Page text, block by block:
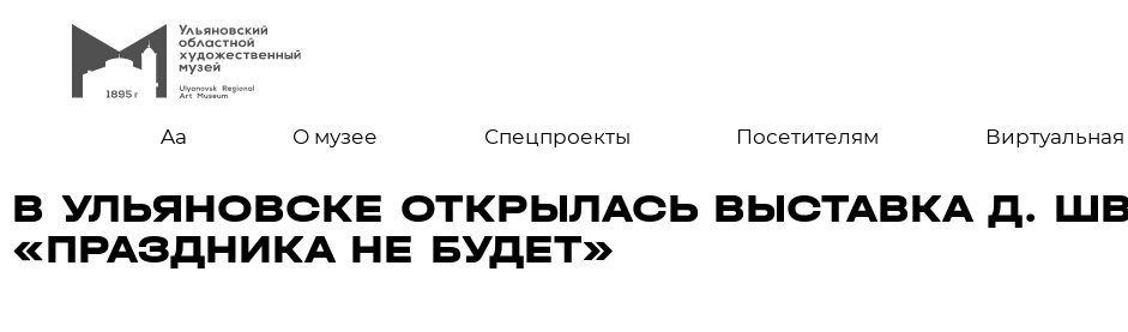
Aa О музее Спецпроекты Посетителям
В УЛЬЯНОВСКЕ ОТКРЫЛАСЬ ВЫСТАВКА Д.
«ПРАЗДНИКА НЕ БУДЕТ»